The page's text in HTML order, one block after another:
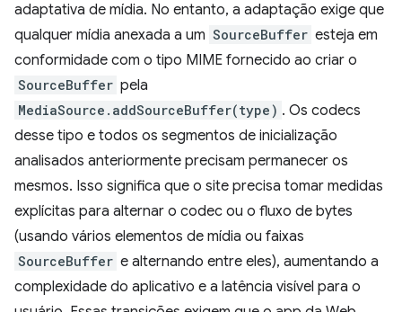
adaptativa de mídia. No entanto, a adaptação exige que
qualquer mídia anexada a um SourceBuffer esteja em
conformidade com o tipo MIME fornecido ao criar o
SourceBuffer pela
MediaSource.addSourceBuffer(type) . Os codecs
desse tipo e todos os segmentos de inicialização
analisados anteriormente precisam permanecer os
mesmos. Isso significa que o site precisa tomar medidas
explícitas para alternar o codec ou o fluxo de bytes
(usando vários elementos de mídia ou faixas
SourceBuffer e alternando entre eles), aumentando a
complexidade do aplicativo e a latência visível para o